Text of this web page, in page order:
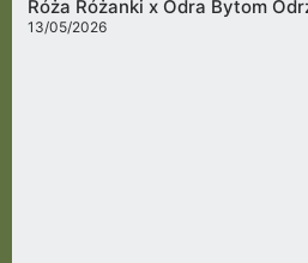
Róża Różanki x Odra Bytom
13/05/2026